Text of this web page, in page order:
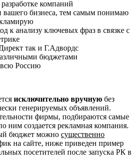
компаний
вашего бизнеса, тем самым понимаю
к анализу ключевых фраз в связке с
так и Г.Адвордс
бюджетами
Россию
исключительно вручную без
генерируемых объявлений.
фирмы, подбираются самые
ним создается рекламная компания.
бюджет можно существенно
на сайте, ниже приведен пример
посетителей после запуска РК в